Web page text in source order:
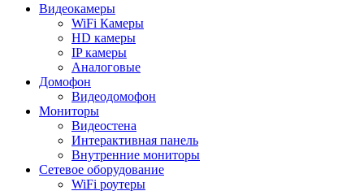
Видеокамеры
WiFi Камеры
HD камеры
IP камеры
Аналоговые
Домофон
Видеодомофон
Мониторы
Видеостена
Интерактивная панель
Внутренние мониторы
Сетевое оборудование
WiFi роутеры